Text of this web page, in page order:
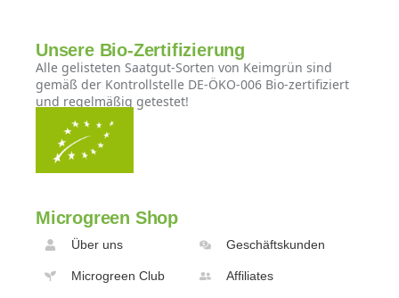
Unsere Bio-Zertifizierung
Alle gelisteten Saatgut-Sorten von Keimgrün sind
gemäß der Kontrollstelle DE-ÖKO-006 Bio-zertifiziert
und regelmäßig getestet!
Microgreen Shop
Über uns
Microgreen Club
Geschäftskunden
Affiliates